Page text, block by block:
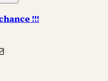
!!!